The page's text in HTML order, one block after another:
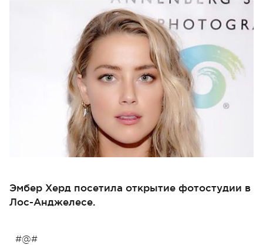
Эмбер Херд посетила открытие фотостудии в
Лос-Анджелесе.
#@#